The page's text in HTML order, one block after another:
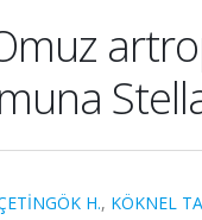
H., KÖKNEL